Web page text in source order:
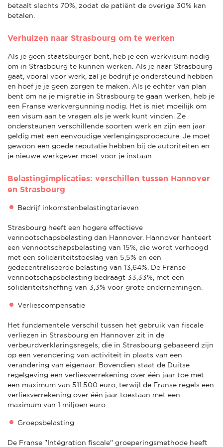
betaalt slechts 70%, zodat de patiënt de overige 30% kan
betalen.
Verhuizen naar Strasbourg om te werken
Als je geen staatsburger bent, heb je een werkvisum nodig
om in Strasbourg te kunnen werken. Als je naar Strasbourg
gaat, vooral voor werk, zal je bedrijf je ondersteund hebben
en hoef je je geen zorgen te maken. Als je echter van plan
bent om na je migratie in Strasbourg te gaan werken, heb je
een Franse werkvergunning nodig. Het is niet moeilijk om
een visum aan te vragen als je werk kunt vinden. Ze
ondersteunen verschillende soorten werk en zijn een jaar
geldig met een eenvoudige verlengingsprocedure. Je moet
gewoon een goede reputatie hebben bij de autoriteiten en
je nieuwe werkgever moet voor je instaan.
Belastingimplicaties: verschillen tussen Hannover
en Strasbourg
Bedrijf inkomstenbelastingtarieven
Strasbourg heeft een hogere effectieve
vennootschapsbelasting dan Hannover. Hannover hanteert
een vennootschapsbelasting van 15%, die wordt verhoogd
met een solidariteitstoeslag van 5,5% en een
gedecentraliseerde belasting van 13,64%. De Franse
vennootschapsbelasting bedraagt 33,33%, met een
solidariteitsheffing van 3,3% voor grote ondernemingen.
Verliescompensatie
Het fundamentele verschil tussen het gebruik van fiscale
verliezen in Strasbourg en Hannover zit in de
verbeurdverklaringsregels, die in Strasbourg gebaseerd zijn
op een verandering van activiteit in plaats van een
verandering van eigenaar. Bovendien staat de Duitse
regelgeving een verliesverrekening over één jaar toe met
een maximum van 511.500 euro, terwijl de Franse regels een
verliesverrekening over één jaar toestaan met een
maximum van 1 miljoen euro.
Groepsbelasting
De Franse "Intégration fiscale" groeperingsmethode heeft